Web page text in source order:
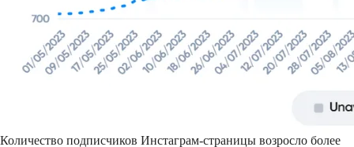
Количество подписчиков Инстаграм-страницы возросло более